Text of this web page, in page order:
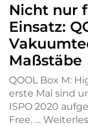
Nicht nur
Einsatz:
Maßstäbe
QOOL Box M:
erste Mal sind
ISPO 2020
Free. …